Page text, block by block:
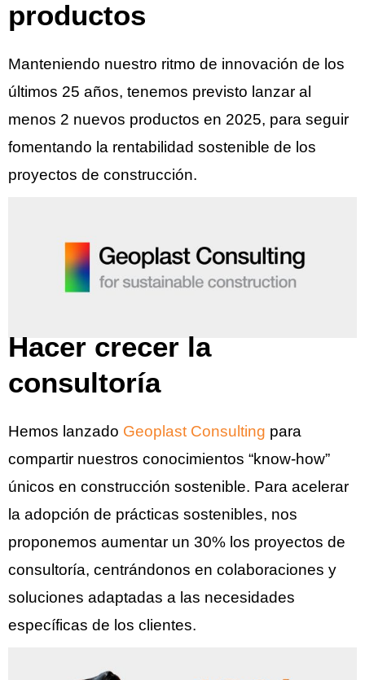
productos
Manteniendo nuestro ritmo de innovación de los
últimos 25 años, tenemos previsto lanzar al
menos 2 nuevos productos en 2025, para seguir
fomentando la rentabilidad sostenible de los
proyectos de construcción.
Hacer crecer la
consultoría
Hemos lanzado Geoplast Consulting para
compartir nuestros conocimientos “know-how”
únicos en construcción sostenible. Para acelerar
la adopción de prácticas sostenibles, nos
proponemos aumentar un 30% los proyectos de
consultoría, centrándonos en colaboraciones y
soluciones adaptadas a las necesidades
específicas de los clientes.